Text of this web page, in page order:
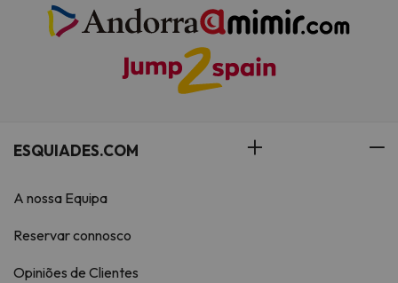
ESQUIADES.COM
A nossa Equipa
Reservar connosco
Opiniões de Clientes